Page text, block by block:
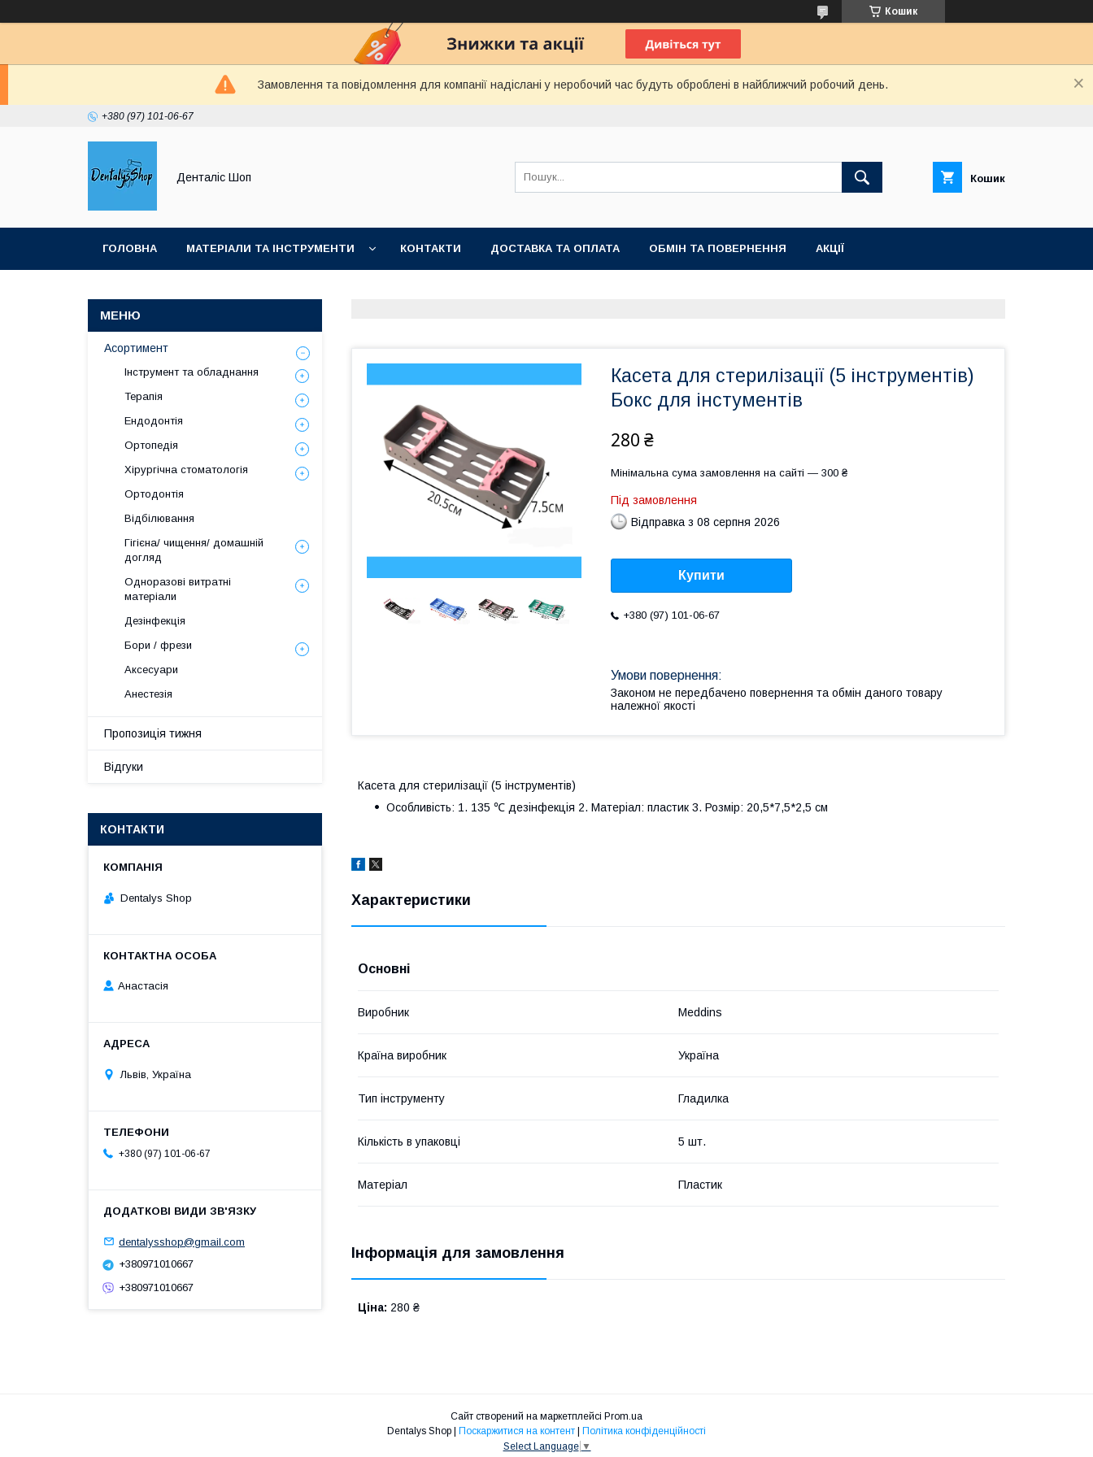
Кошик
Замовлення та повідомлення для компанії надіслані у неробочий час будуть оброблені в найближчий робочий день.
+380 (97) 101-06-67
Денталіс Шоп Кошик
ГОЛОВНА МАТЕРІАЛИ ТА ІНСТРУМЕНТИ КОНТАКТИ ДОСТАВКА ТА ОПЛАТА ОБМІН ТА ПОВЕРНЕННЯ АКЦІЇ
Касета для стерилізації (5 інструментів)
Бокс для інстументів
280 ₴
Мінімальна сума замовлення на сайті — 300 ₴
Під замовлення
Відправка з 08 серпня 2026
Купити
+380 (97) 101-06-67
Законом не передбачено повернення та обмін даного товару
належної якості
Касета для стерилізації (5 інструментів)
Особливість: 1. 135 ℃ дезінфекція 2. Матеріал: пластик 3. Розмір: 20,5*7,5*2,5 см
Характеристики
Основні
Виробник Meddins
Країна виробник Україна
Тип інструменту Гладилка
Кількість в упаковці 5 шт.
Матеріал Пластик
Інформація для замовлення
Ціна: 280 ₴
Асортимент
Інструмент та обладнання
Терапія
Ендодонтія
Ортопедія
Хірургічна стоматологія
Ортодонтія
Відбілювання
Гігієна/ чищення/ домашній
догляд
Одноразові витратні
матеріали
Дезінфекція
Бори / фрези
Аксесуари
Анестезія
Пропозиція тижня
Відгуки
КОНТАКТИ
Dentalys Shop
Анастасія
Львів, Україна
+380 (97) 101-06-67
dentalysshop@gmail.com
+380971010667
+380971010667
Сайт створений на маркетплейсі Prom.ua
Поскаржитися на контент
Політика конфіденційності
Select Language ▼